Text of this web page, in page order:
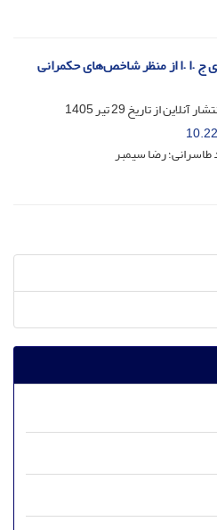
ج .ا .ا از منظر شاخص‌های حکمرانی
آنلاین از تاریخ29 تیر 1405
طاسرانی؛ رضا سیمبر